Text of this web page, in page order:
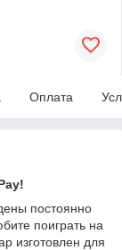
Оплата
постоянно
поиграть на
изготовлен для